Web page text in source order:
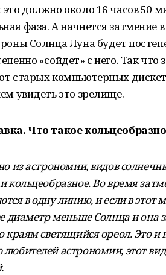
должно около 16 часов 50
фаза. А начнется затмение
Солнца Луна будет
«сойдет» с него. Так
старых компьютерных
увидеть это зрелище.
Что такое
из астрономии, видов
кольцеобразное. Во время
в одну линию, и если в этот
диаметр меньше Солнца и она
краям светящийся ореол. Это
астрономии, этот